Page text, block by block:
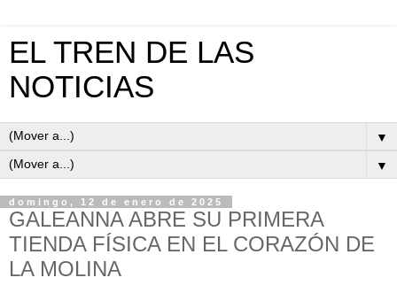
EL TREN DE LAS
NOTICIAS
▼
▼
domingo, 12 de enero de 2025
GALEANNA ABRE SU PRIMERA
TIENDA FÍSICA EN EL CORAZÓN DE
LA MOLINA